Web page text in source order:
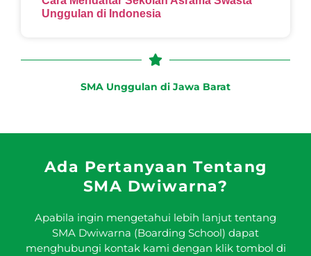
Unggulan di Indonesia
SMA Unggulan di Jawa Barat
Ada Pertanyaan Tentang
SMA Dwiwarna?
Apabila ingin mengetahui lebih lanjut tentang
SMA Dwiwarna (Boarding School) dapat
menghubungi kontak kami dengan klik tombol di